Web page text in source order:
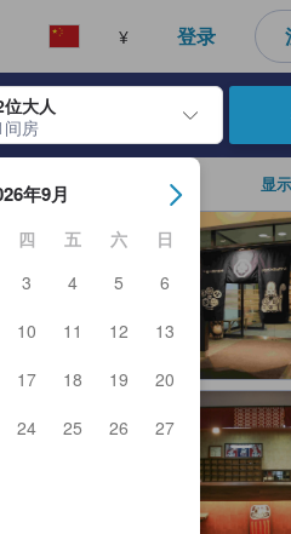
¥ 登录
位大人
间房
用 Enter 键选择日期后，入住日
年9月
四 五 六
日
3 4 5
6
10 11 12
13
17 18 19
20
24 25 26
27
显